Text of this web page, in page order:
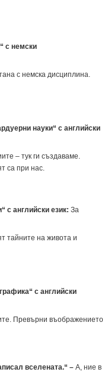
с немски
с немска дисциплина.
науки“ с английски
– тук ги създаваме.
са при нас.
с английски език: За
тайните на живота и
с английски
Превърни въображението
вселената.“ – A, ние в